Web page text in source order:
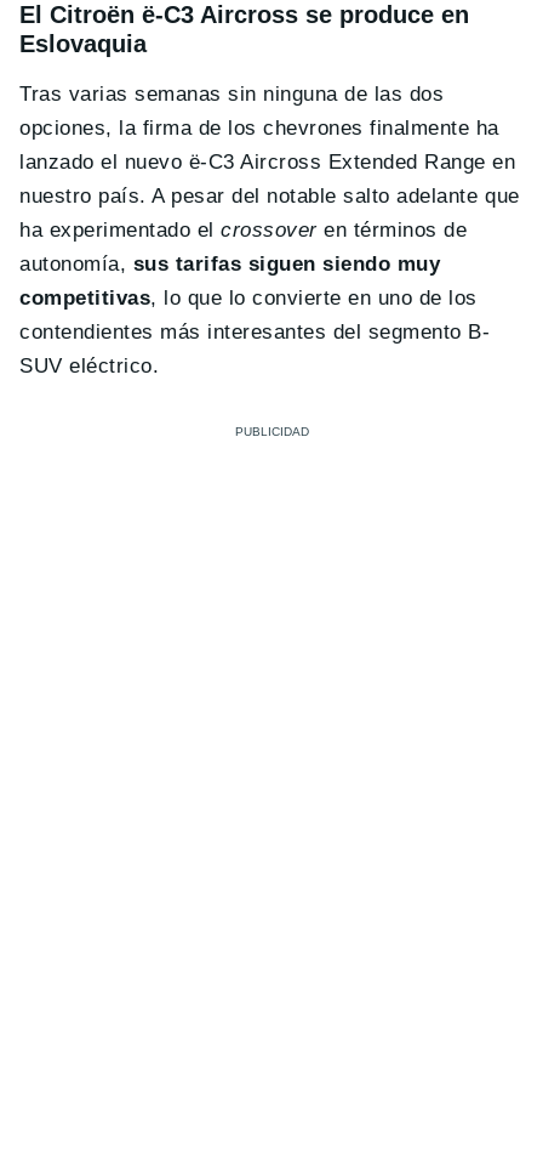
El Citroën ë-C3 Aircross se produce en
Eslovaquia
Tras varias semanas sin ninguna de las dos
opciones, la firma de los chevrones finalmente ha
lanzado el nuevo ë-C3 Aircross Extended Range en
nuestro país. A pesar del notable salto adelante que
ha experimentado elcrossoveren términos de
autonomía, sus tarifas siguen siendo muy
competitivas, lo que lo convierte en uno de los
contendientes más interesantes del segmento B-
SUV eléctrico.